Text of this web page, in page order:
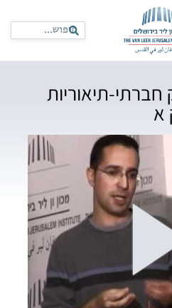
חברתי-תיאוריות
א